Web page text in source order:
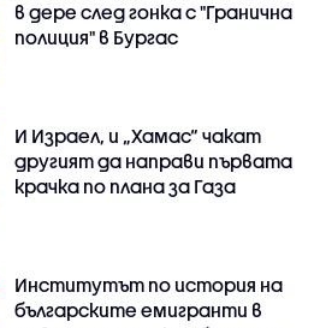
в дере след гонка с "Гранична
полиция" в Бургас
И Израел, и „Хамас“ чакат
другият да направи първата
крачка по плана за Газа
Институтът по история на
българските емигранти в